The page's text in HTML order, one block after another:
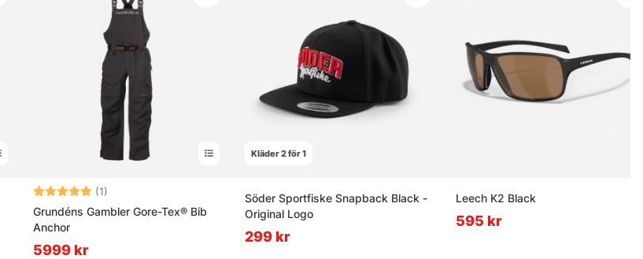
Betyg: (1)
Grundéns Gambler Gore-Tex® Bib
Anchor
5999 kr
Kläder 2 för 1
Söder Sportfiske Snapback Black -
Original Logo
299 kr
Leech K2 Black
595 kr